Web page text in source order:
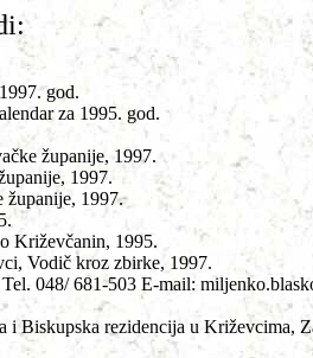
god.
za 1995. god.
županije, 1997.
1997.
1997.
Križevčanin, 1995.
Vodič kroz zbirke, 1997.
048/ 681-503 E-mail:
i Biskupska rezidencija u Križevcima,